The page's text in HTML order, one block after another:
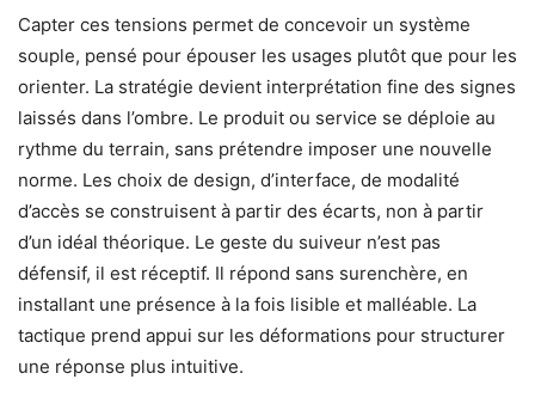
Capter ces tensions permet de concevoir un système
souple, pensé pour épouser les usages plutôt que pour les
orienter. La stratégie devient interprétation fine des signes
laissés dans l’ombre. Le produit ou service se déploie au
rythme du terrain, sans prétendre imposer une nouvelle
norme. Les choix de design, d’interface, de modalité
d’accès se construisent à partir des écarts, non à partir
d’un idéal théorique. Le geste du suiveur n’est pas
défensif, il est réceptif. Il répond sans surenchère, en
installant une présence à la fois lisible et malléable. La
tactique prend appui sur les déformations pour structurer
une réponse plus intuitive.